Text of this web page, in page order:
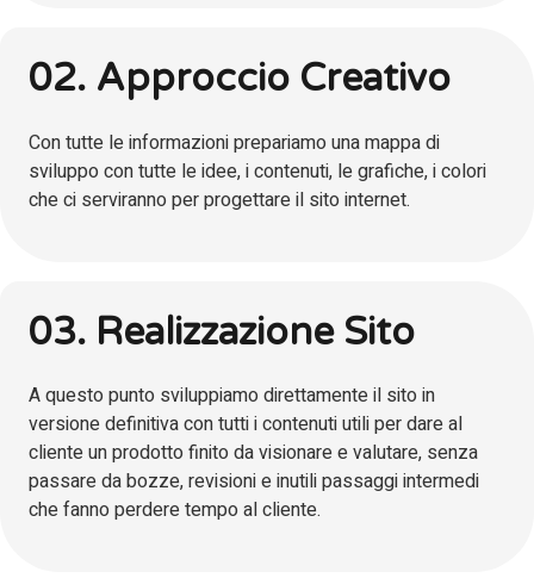
02. Approccio Creativo
Con tutte le informazioni prepariamo una mappa di
sviluppo con tutte le idee, i contenuti, le grafiche, i colori
che ci serviranno per progettare il sito internet.
03. Realizzazione Sito
A questo punto sviluppiamo direttamente il sito in
versione definitiva con tutti i contenuti utili per dare al
cliente un prodotto finito da visionare e valutare, senza
passare da bozze, revisioni e inutili passaggi intermedi
che fanno perdere tempo al cliente.